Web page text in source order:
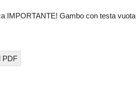
IMPORTANTE! Gambo con testa vuota
PDF